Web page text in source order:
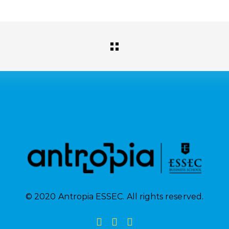
© 2020 Antropia ESSEC. All rights reserved.